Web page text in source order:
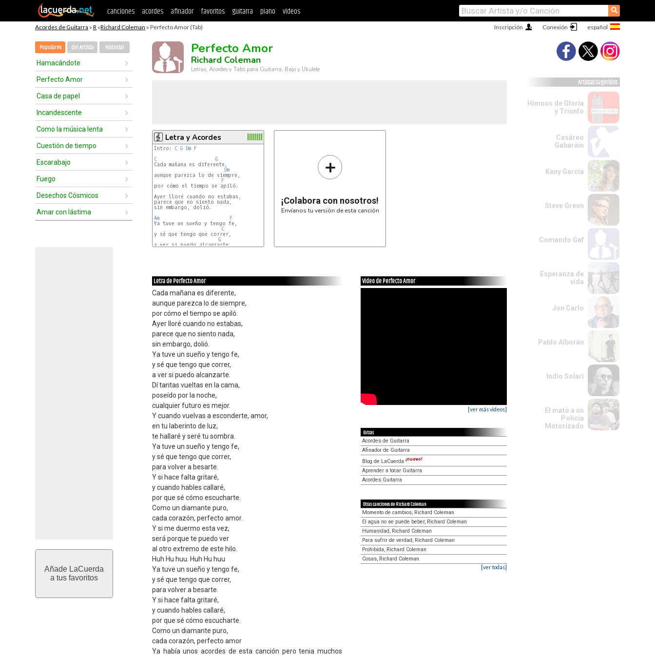
canciones acordes afinador favoritos guitarra piano videos ⚲
Acordes de Guitarra » R »Richard Coleman » Perfecto Amor (Tab) Conexión
Inscripción
Populares del Artista Historial
Hamacándote
Perfecto Amor
Casa de papel
Incandescente
Como la música lenta
Cuestión de tiempo
Escarabajo
Fuego
Desechos Cósmicos
Amar con lástima
Añade LaCuerda
a tus favoritos
Perfecto Amor
Richard Coleman
Letras, Acordes y Tabs para Guitarra, Bajo y Ukulele
Letra y Acordes
Intro: C G Dm F
C
G
Cada mañana es diferente,
Dm
aunque parezca lo de siempre,
F
por cómo el tiempo se apiló.
Ayer lloré cuando no estabas,
parece que no siento nada,
sin embargo, dolió.
Am
F
Ya tuve un sueño y tengo fe,
C
y sé que tengo que correr,
G
a ver si puedo alcanzarte.
+
¡Colabora con nosotros!
Envíanos tu versión de esta canción
Letra de Perfecto Amor
Cada mañana es diferente,
aunque parezca lo de siempre,
por cómo el tiempo se apiló.
Ayer lloré cuando no estabas,
parece que no siento nada,
sin embargo, dolió.
Ya tuve un sueño y tengo fe,
y sé que tengo que correr,
a ver si puedo alcanzarte.
Dí tantas vueltas en la cama,
poseído por la noche,
cualquier futuro es mejor.
Y cuando vuelvas a esconderte, amor,
en tu laberinto de luz,
te hallaré y seré tu sombra.
Ya tuve un sueño y tengo fe,
y sé que tengo que correr,
para volver a besarte.
Y si hace falta gritaré,
y cuando hables callaré,
por que sé cómo escucharte.
Como un diamante puro,
cada corazón, perfecto amor.
Y si me duermo esta vez,
será porque te puedo ver
al otro extremo de este hilo.
Huh Hu huu. Huh Hu huu
Ya tuve un sueño y tengo fe,
y sé que tengo que correr,
para volver a besarte.
Y si hace falta gritaré,
y cuando hables callaré,
por que sé cómo escucharte.
Como un diamante puro,
cada corazón, perfecto amor
Ya había unos acordes de esta canción pero tenia muchos
Video de Perfecto Amor
[ver más videos]
Extras
Acordes de Guitarra
Afinador de Guitarra
Blog de LaCuerda ¡nuevo!
Aprender a tocar Guitarra
Acordes Guitarra
Otras canciones de Richard Coleman
Momento de cambios, Richard Coleman
El agua no se puede beber, Richard Coleman
Humanidad, Richard Coleman
Para sufrir de verdad, Richard Coleman
Prohibida, Richard Coleman
Cosas, Richard Coleman
[ver todas]
Artistas Sugeridos
Himnos de Gloria
y Triunfo
Cesáreo
Gabaráin
Kany García
Steve Green
Comando Gaf
Esperanza de
vida
Jon Carlo
Pablo Alborán
Indio Solari
El mató a un
Policía
Motorizado